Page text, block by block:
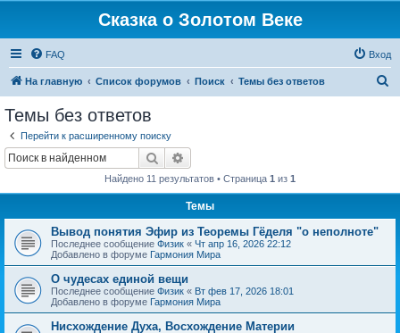
Сказка о Золотом Веке
FAQ Вход
На главную Список форумов Поиск Темы без ответов
Темы без ответов
Перейти к расширенному поиску
Поиск
Найдено 11 результатов • Страница 1 из 1
Темы
Вывод понятия Эфир из Теоремы Гёделя "о неполноте"
Последнее сообщение Физик « Чт апр 16, 2026 22:12
Добавлено в форуме Гармония Мира
О чудесах единой вещи
Последнее сообщение Физик « Вт фев 17, 2026 18:01
Добавлено в форуме Гармония Мира
Нисхождение Духа, Восхождение Материи